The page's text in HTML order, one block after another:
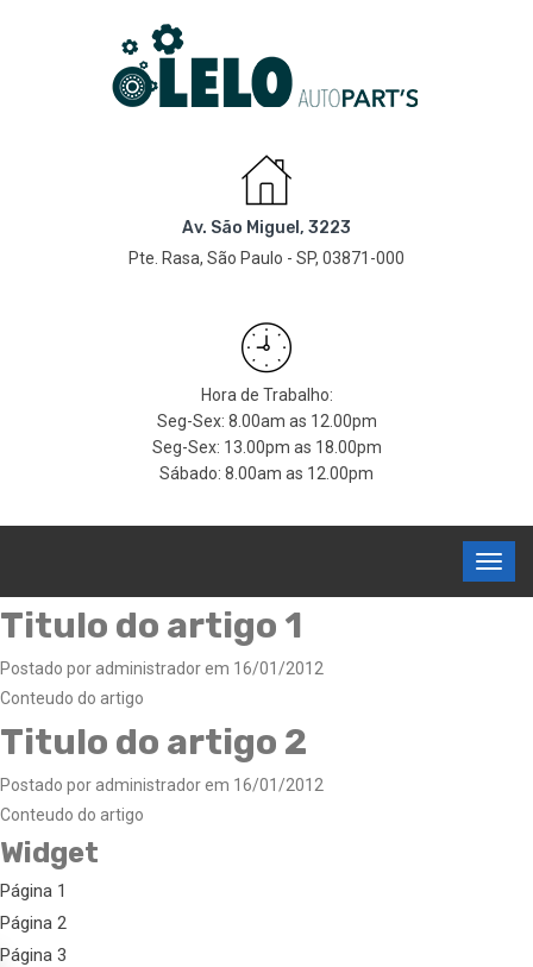
Av. São Miguel, 3223
Pte. Rasa, São Paulo - SP, 03871-000
Hora de Trabalho:
Seg-Sex: 8.00am as 12.00pm
Seg-Sex: 13.00pm as 18.00pm
Sábado: 8.00am as 12.00pm
Titulo do artigo 1
Postado por administrador em 16/01/2012
Conteudo do artigo
Titulo do artigo 2
Postado por administrador em 16/01/2012
Conteudo do artigo
Widget
Página 1
Página 2
Página 3